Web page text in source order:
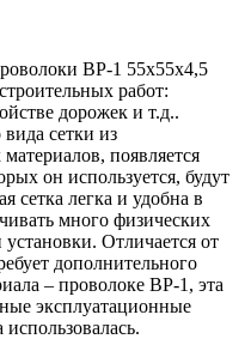
ВР-1 55х55х4,5
работ:
дорожек и т.д..
сетки из
появляется
он используется, будут
сетка легка и удобна в
много физических
Отличается от
дополнительного
– проволоке ВР-1, эта
эксплуатационные